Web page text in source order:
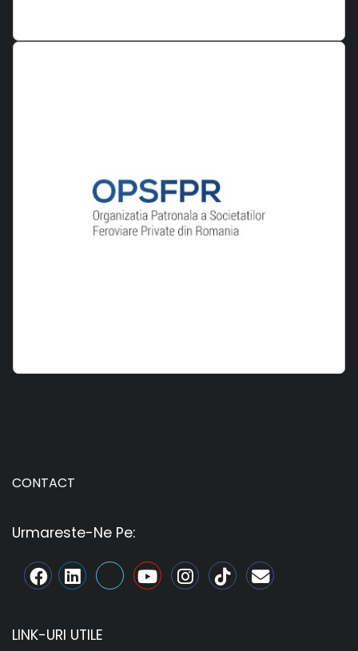
CONTACT
Urmareste-Ne Pe:
LINK-URI UTILE